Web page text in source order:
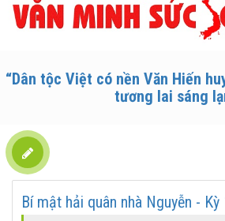
“Dân tộc Việt có nền Văn Hiến
tương lai sáng
Bí mật hải quân nhà Nguyễn - Kỳ